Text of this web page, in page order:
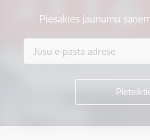
Piesakies jaunumu